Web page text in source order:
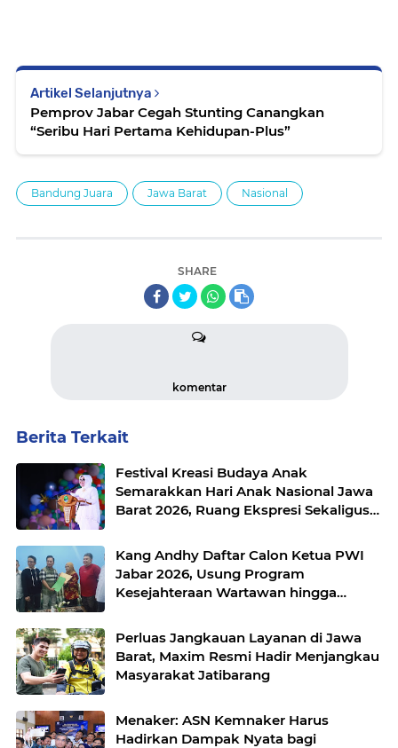
Artikel Selanjutnya
Pemprov Jabar Cegah Stunting Canangkan
“Seribu Hari Pertama Kehidupan-Plus”
Bandung Juara Jawa Barat Nasional
SHARE
komentar
Berita Terkait
Festival Kreasi Budaya Anak
Semarakkan Hari Anak Nasional Jawa
Barat 2026, Ruang Ekspresi Sekaligus
Kang Andhy Daftar Calon Ketua PWI
Jabar 2026, Usung Program
Kesejahteraan Wartawan hingga
Perluas Jangkauan Layanan di Jawa
Barat, Maxim Resmi Hadir Menjangkau
Masyarakat Jatibarang
Menaker: ASN Kemnaker Harus
Hadirkan Dampak Nyata bagi